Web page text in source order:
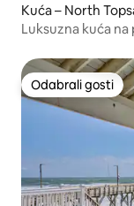
Kuća – North
Luksuzna kuća na
Odabrali gosti
Odabrali gosti